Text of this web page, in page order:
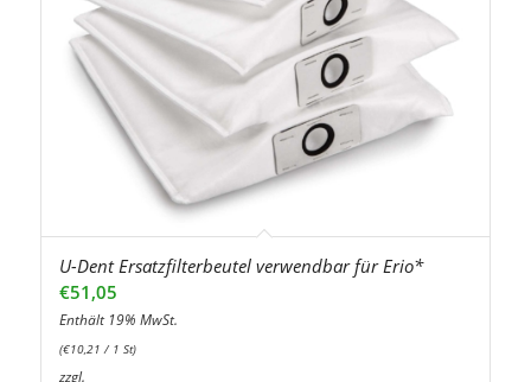
U-Dent Ersatzfilterbeutel verwendbar für Erio*
€51,05
Enthält 19% MwSt.
(€10,21 / 1 St)
zzgl.